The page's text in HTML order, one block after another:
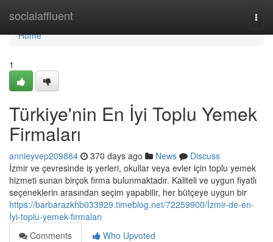
socialaffluent
Home
Home
1
Türkiye'nin En İyi Toplu Yemek
Firmaları
annieyvep209884 370 days ago News
Discuss
İzmir ve çevresinde iş yerleri, okullar veya evler için toplu yemek
hizmeti sunan birçok firma bulunmaktadır. Kaliteli ve uygun fiyatlı
seçeneklerin arasından seçim yapabilir, her bütçeye uygun bir
https://barbarazkhb033929.timeblog.net/72259900/İzmir-de-en-
İyi-toplu-yemek-firmaları
Comments
Who Upvoted